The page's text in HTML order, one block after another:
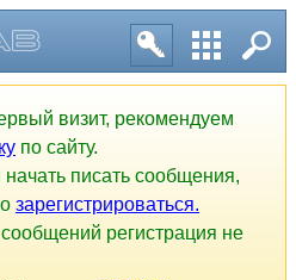
визит, рекомендуем
по сайту.
писать сообщения,
зарегистрироваться.
регистрация не